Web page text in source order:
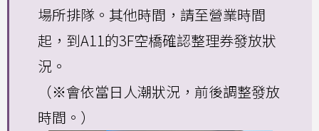
場所排隊。其他時間，請至營業時間
起，到A11的3F空橋確認整理券發放狀
況。
（※會依當日人潮狀況，前後調整發放
時間。）